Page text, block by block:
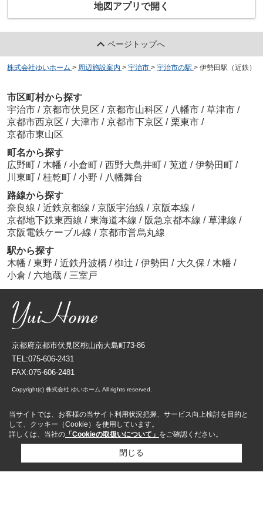
地図アプリで開く
ページトップへ
株式会社ゆいホーム > 周辺施設案内 > 宇治市 > 宇治市の駅 > 伊勢田駅（近鉄）
市区町村から探す
宇治市 / 京都市伏見区 / 京都市山科区 / 八幡市 / 草津市 /
京都市西京区 / 大津市 / 京都市下京区 / 栗東市 /
京都市東山区
町名から探す
広野町 / 木幡 / 小倉町 / 西野大鳥井町 / 莵道 / 伊勢田町 /
川東町 / 桂乾町 / 小野 / 八幡舞台
路線から探す
奈良線 / 近鉄京都線 / 京阪宇治線 / 京阪本線 /
京都地下鉄東西線 / 東海道本線 / 阪急京都本線 / 草津線 /
京阪電鉄ケーブル線 / 京都市営烏丸線
駅から探す
木幡 / 東野 / 近鉄丹波橋 / 椥辻 / 伊勢田 / 大久保 / 木幡 /
小倉 / 六地蔵 / 三室戸
京都府京都市伏見区桃山南大島町73-86
TEL:075-606-2431
FAX:075-606-2481
Copyright(c) 株式会社 ゆいホーム All rights reserved.
当サイトでは、お客様の当サイト利用状況把握、サービス向上検討を目的と
して、クッキー（Cookie）を使用しています。
詳しくは、当社の 「Cookieの取扱いについて」 をご確認ください。
閉じる